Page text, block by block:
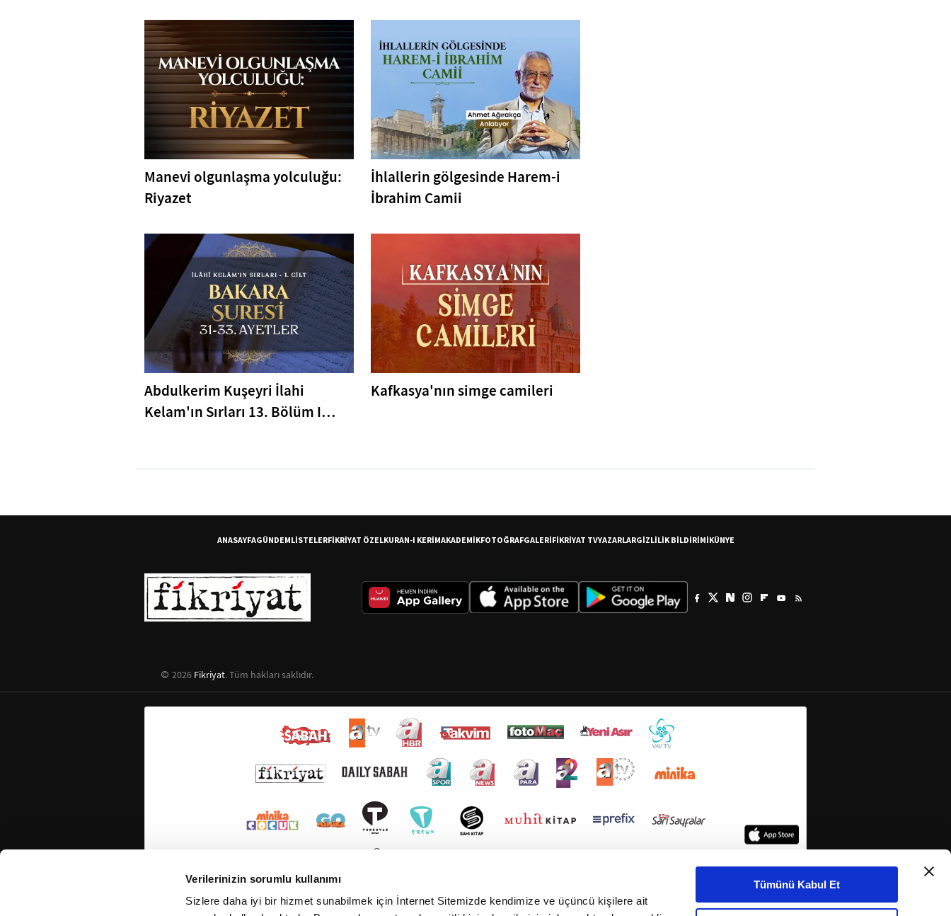
Verilerinizin sorumlu kullanımı
Sizlere daha iyi bir hizmet sunabilmek için İnternet Sitemizde kendimize ve üçüncü kişilere ait
Tümünü Kabul Et
Manevi olgunlaşma yolculuğu:
Riyazet
İhlallerin gölgesinde Harem-i
İbrahim Camii
Abdulkerim Kuşeyri İlahi
Kelam'ın Sırları 13. Bölüm I
Kafkasya'nın simge camileri
ANASAYFAGÜNDEMLİSTELERFİKRİYAT ÖZELKURAN-I KERİMAKADEMİKFOTOĞRAFGALERİFİKRİYAT TVYAZARLARGİZLİLİK BİLDİRİMİKÜNYE
2026 Fikriyat. Tüm hakları saklıdır.